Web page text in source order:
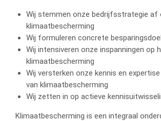
Wij stemmen onze bedrijfsstrategie af
klimaatbescherming
Wij formuleren concrete
Wij intensiveren onze inspanningen op
klimaatbescherming
Wij versterken onze kennis en
van klimaatbescherming
Wij zetten in op actieve
Klimaatbescherming is een integraal